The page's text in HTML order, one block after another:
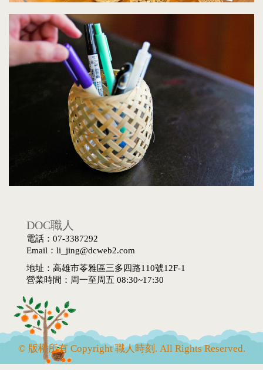
DOC職人
電話：07-3387292
Email：li_jing@dcweb2.com
地址：高雄市苓雅區三多四路110號12F-1
營業時間：周一至周五 08:30~17:30
© 版權所有 Copyright 職人時刻. All Rights Reserved.